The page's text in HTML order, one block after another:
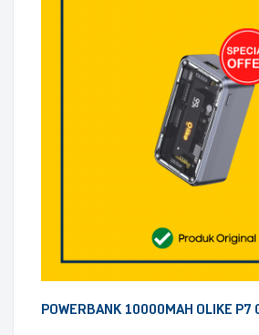
POWERBANK 10000MAH OLIKE P7